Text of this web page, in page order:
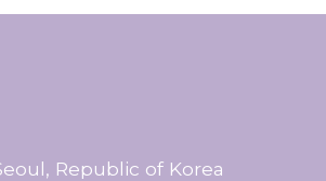
Republic of Korea